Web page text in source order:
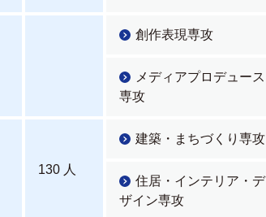
創作表現専攻
メディアプロデュース
専攻
130 人
建築・まちづくり専攻
住居・インテリア・デ
ザイン専攻